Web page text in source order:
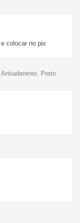
colocar no pix
Preto